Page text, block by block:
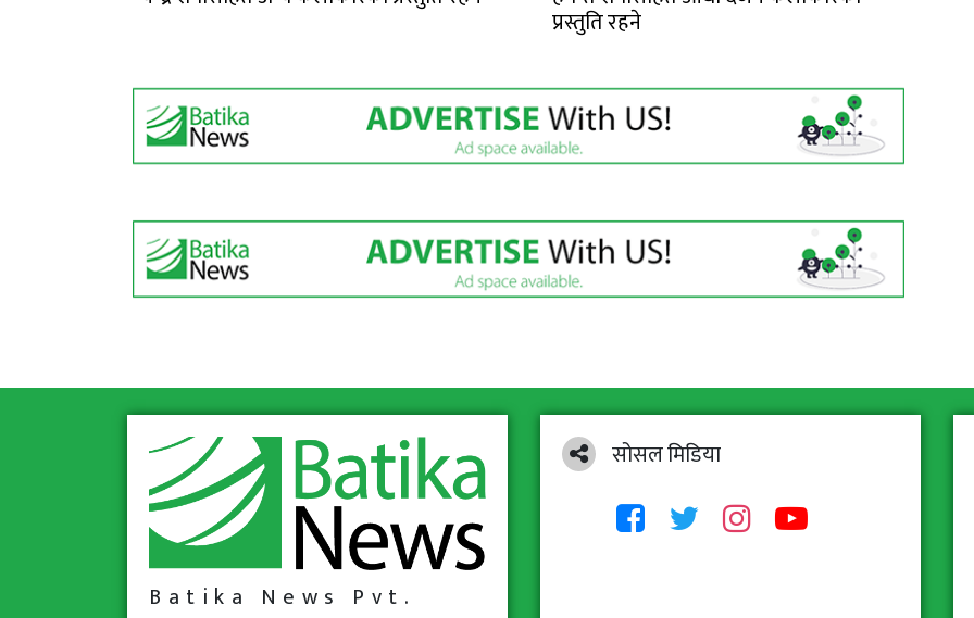
प्रस्तुति रहने
Batika News Pvt.
सोसल मिडिया